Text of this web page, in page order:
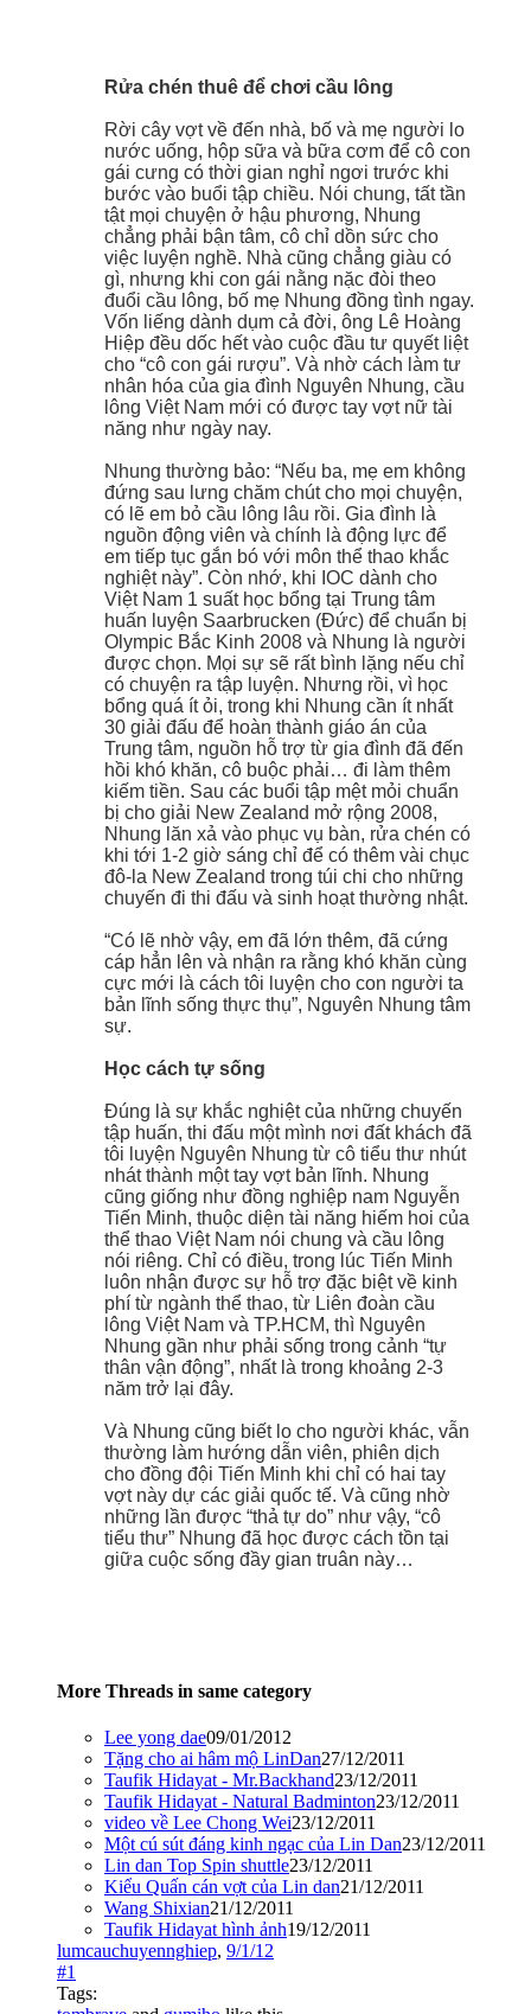
Rửa chén thuê để chơi cầu lông
Rời cây vợt về đến nhà, bố và mẹ người lo
nước uống, hộp sữa và bữa cơm để cô con
gái cưng có thời gian nghỉ ngơi trước khi
bước vào buổi tập chiều. Nói chung, tất tần
tật mọi chuyện ở hậu phương, Nhung
chẳng phải bận tâm, cô chỉ dồn sức cho
việc luyện nghề. Nhà cũng chẳng giàu có
gì, nhưng khi con gái nằng nặc đòi theo
đuổi cầu lông, bố mẹ Nhung đồng tình ngay.
Vốn liếng dành dụm cả đời, ông Lê Hoàng
Hiệp đều dốc hết vào cuộc đầu tư quyết liệt
cho “cô con gái rượu”. Và nhờ cách làm tư
nhân hóa của gia đình Nguyên Nhung, cầu
lông Việt Nam mới có được tay vợt nữ tài
năng như ngày nay.
Nhung thường bảo: “Nếu ba, mẹ em không
đứng sau lưng chăm chút cho mọi chuyện,
có lẽ em bỏ cầu lông lâu rồi. Gia đình là
nguồn động viên và chính là động lực để
em tiếp tục gắn bó với môn thể thao khắc
nghiệt này”. Còn nhớ, khi IOC dành cho
Việt Nam 1 suất học bổng tại Trung tâm
huấn luyện Saarbrucken (Đức) để chuẩn bị
Olympic Bắc Kinh 2008 và Nhung là người
được chọn. Mọi sự sẽ rất bình lặng nếu chỉ
có chuyện ra tập luyện. Nhưng rồi, vì học
bổng quá ít ỏi, trong khi Nhung cần ít nhất
30 giải đấu để hoàn thành giáo án của
Trung tâm, nguồn hỗ trợ từ gia đình đã đến
hồi khó khăn, cô buộc phải… đi làm thêm
kiếm tiền. Sau các buổi tập mệt mỏi chuẩn
bị cho giải New Zealand mở rộng 2008,
Nhung lăn xả vào phục vụ bàn, rửa chén có
khi tới 1-2 giờ sáng chỉ để có thêm vài chục
đô-la New Zealand trong túi chi cho những
chuyến đi thi đấu và sinh hoạt thường nhật.
“Có lẽ nhờ vậy, em đã lớn thêm, đã cứng
cáp hẳn lên và nhận ra rằng khó khăn cùng
cực mới là cách tôi luyện cho con người ta
bản lĩnh sống thực thụ”, Nguyên Nhung tâm
sự.
Học cách tự sống
Đúng là sự khắc nghiệt của những chuyến
tập huấn, thi đấu một mình nơi đất khách đã
tôi luyện Nguyên Nhung từ cô tiểu thư nhút
nhát thành một tay vợt bản lĩnh. Nhung
cũng giống như đồng nghiệp nam Nguyễn
Tiến Minh, thuộc diện tài năng hiếm hoi của
thể thao Việt Nam nói chung và cầu lông
nói riêng. Chỉ có điều, trong lúc Tiến Minh
luôn nhận được sự hỗ trợ đặc biệt về kinh
phí từ ngành thể thao, từ Liên đoàn cầu
lông Việt Nam và TP.HCM, thì Nguyên
Nhung gần như phải sống trong cảnh “tự
thân vận động”, nhất là trong khoảng 2-3
năm trở lại đây.
Và Nhung cũng biết lo cho người khác, vẫn
thường làm hướng dẫn viên, phiên dịch
cho đồng đội Tiến Minh khi chỉ có hai tay
vợt này dự các giải quốc tế. Và cũng nhờ
những lần được “thả tự do” như vậy, “cô
tiểu thư” Nhung đã học được cách tồn tại
giữa cuộc sống đầy gian truân này…
More Threads in same category
Lee yong dae09/01/2012
Tặng cho ai hâm mộ LinDan27/12/2011
Taufik Hidayat - Mr.Backhand23/12/2011
Taufik Hidayat - Natural Badminton23/12/2011
video về Lee Chong Wei23/12/2011
Một cú sút đáng kinh ngạc của Lin Dan23/12/2011
Lin dan Top Spin shuttle23/12/2011
Kiểu Quấn cán vợt của Lin dan21/12/2011
Wang Shixian21/12/2011
Taufik Hidayat hình ảnh19/12/2011
lumcauchuyennghiep, 9/1/12
#1
Tags: